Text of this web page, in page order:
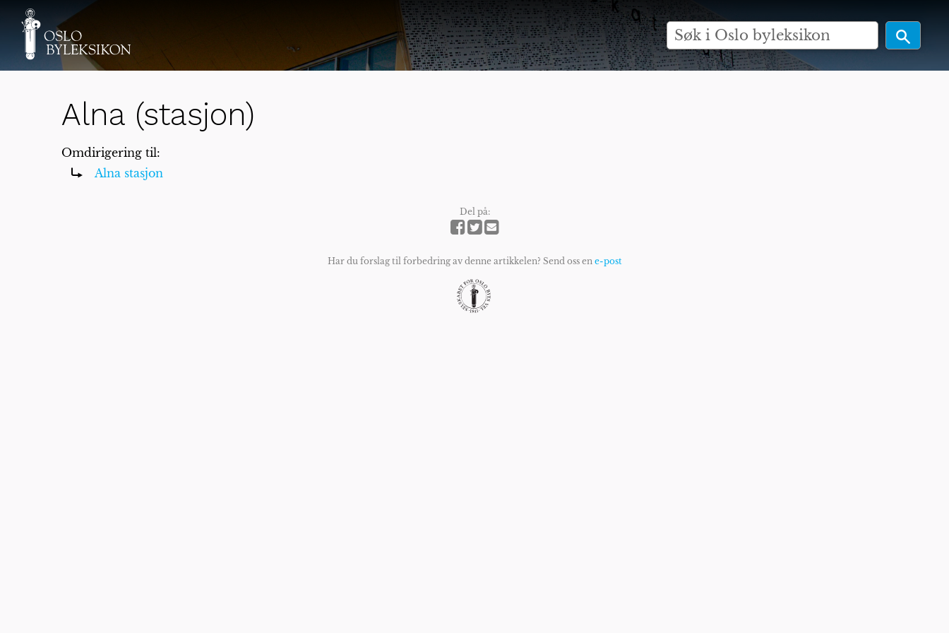
Alna (stasjon)
Omdirigering til:
Alna stasjon
Del på:
Har du forslag til forbedring av denne artikkelen? Send oss en e-post